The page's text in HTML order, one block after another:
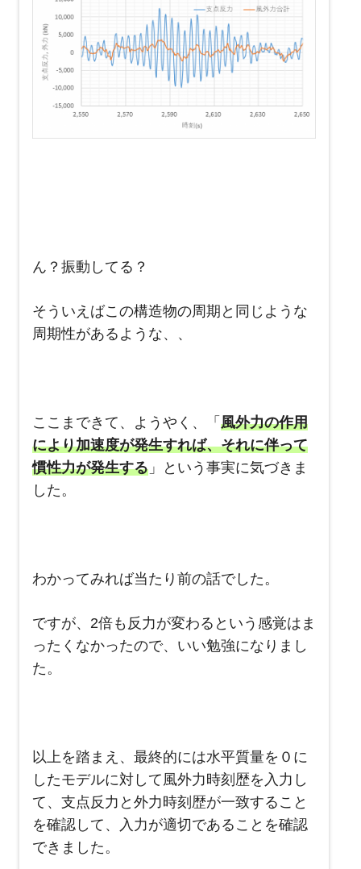
ん？振動してる？
そういえばこの構造物の周期と同じような
周期性があるような、、
ここまできて、ようやく、「 風外力の作用
により加速度が発生すれば、それに伴って
慣性力が発生する 」という事実に気づきま
した。
わかってみれば当たり前の話でした。
ですが、2倍も反力が変わるという感覚はま
ったくなかったので、いい勉強になりまし
た。
以上を踏まえ、最終的には水平質量を０に
したモデルに対して風外力時刻歴を入力し
て、支点反力と外力時刻歴が一致すること
を確認して、入力が適切であることを確認
できました。